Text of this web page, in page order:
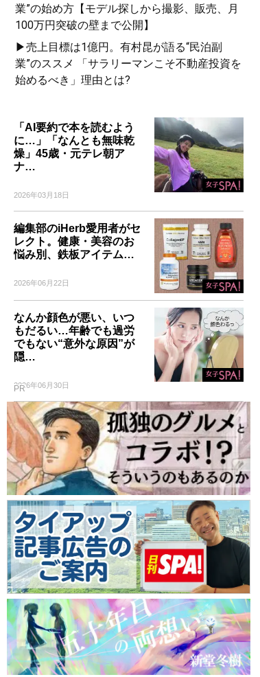
業”の始め方【モデル探しから撮影、販売、月
100万円突破の壁まで公開】
▶売上目標は1億円。有村昆が語る“民泊副
業”のススメ 「サラリーマンこそ不動産投資を
始めるべき」理由とは?
「AI要約で本を読むよう
に…」「なんとも無味乾
燥」45歳・元テレ朝ア
ナ…
2026年03月18日
編集部のiHerb愛用者がセ
レクト。健康・美容のお
悩み別、鉄板アイテム…
2026年06月22日
なんか顔色が悪い、いつ
もだるい…年齢でも過労
でもない“意外な原因”が
隠…
2026年06月30日
PR